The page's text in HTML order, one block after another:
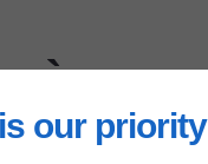
our priority
à